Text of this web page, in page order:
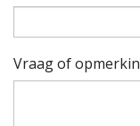
Vraag of